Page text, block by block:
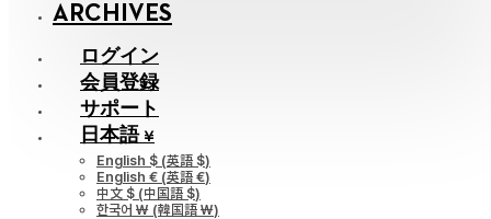
ARCHIVES
ログイン
会員登録
サポート
日本語 ¥
English $ (英語 $)
English € (英語 €)
中文 $ (中国語 $)
한국어 ￦ (韓国語 ￦)